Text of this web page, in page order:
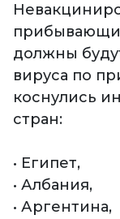
должны
вируса по
коснулись
стран:
• Египет,
• Албания,
• Аргентина,